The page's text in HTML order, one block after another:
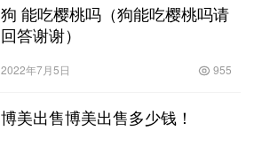
狗 能吃樱桃吗（狗能吃樱桃吗请
回答谢谢）
2022年7月5日 955
博美出售博美出售多少钱！